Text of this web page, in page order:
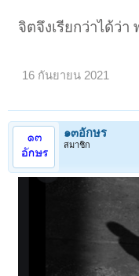
จิตจึงเรียกว่าได้ว่
16 กันยายน 2021
๑๓อักษร
สมาชิก